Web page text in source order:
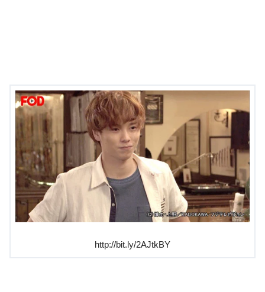
http://bit.ly/2AJtkBY